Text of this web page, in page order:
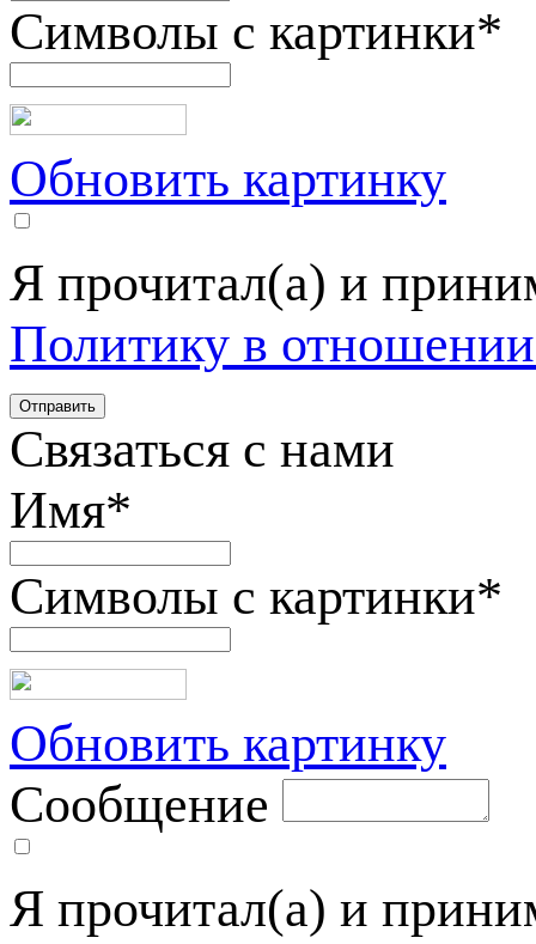
Символы с картинки*
Обновить картинку
Я прочитал(а) и
Политику в
Связаться с нами
Имя*
Символы с картинки*
Обновить картинку
Сообщение
Я прочитал(а) и